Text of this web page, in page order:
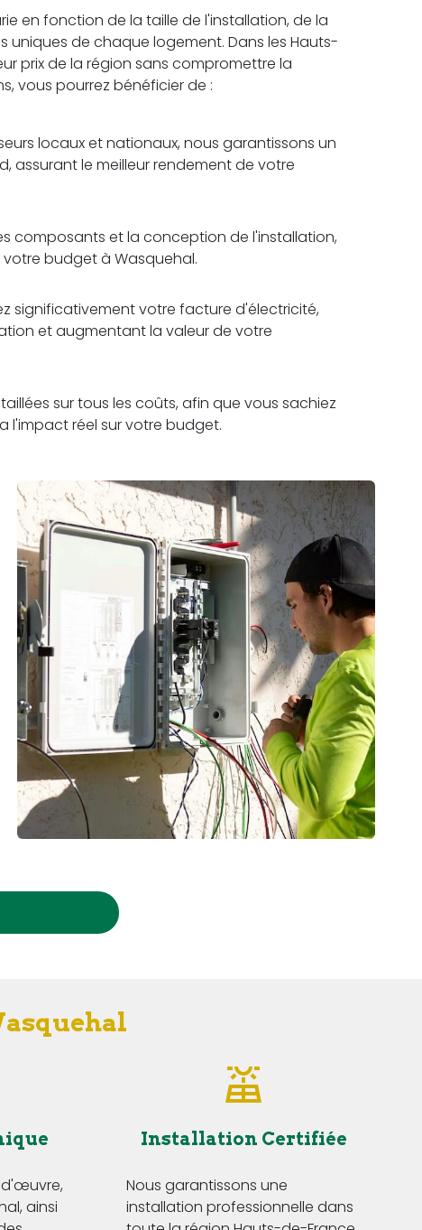
en fonction de la taille de l'installation, de la
de chaque logement. Dans les Hauts-
prix de la région sans compromettre la
vous pourrez bénéficier de :
locaux et nationaux, nous garantissons un
assurant le meilleur rendement de votre
composants et la conception de l'installation,
budget à Wasquehal.
significativement votre facture d'électricité,
et augmentant la valeur de votre
sur tous les coûts, afin que vous sachiez
l'impact réel sur votre budget.
d'œuvre,
ainsi
Installation Certifiée
Nous garantissons une
installation professionnelle dans